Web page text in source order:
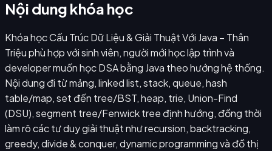
Nội dung khóa học
Khóa học Cấu Trúc Dữ Liệu & Giải Thuật Với Java – Thân
Triệu phù hợp với sinh viên, người mới học lập trình và
developer muốn học DSA bằng Java theo hướng hệ thống.
Nội dung đi từ mảng, linked list, stack, queue, hash
table/map, set đến tree/BST, heap, trie, Union-Find
(DSU), segment tree/Fenwick tree định hướng, đồng thời
làm rõ các tư duy giải thuật như recursion, backtracking,
greedy, divide & conquer, dynamic programming và đồ thị